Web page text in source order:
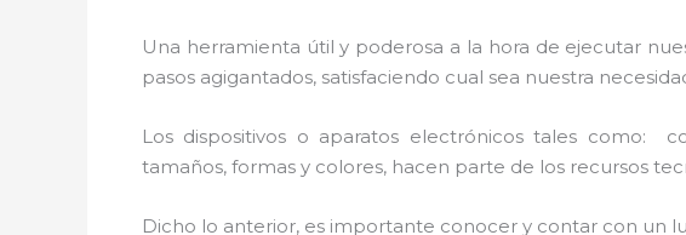
Una herramienta útil y poderosa a la hora de ejecutar
pasos agigantados, satisfaciendo cual sea nuestra
Los dispositivos o aparatos electrónicos tales como:
tamaños, formas y colores, hacen parte de los recursos
Dicho lo anterior, es importante conocer y contar con un